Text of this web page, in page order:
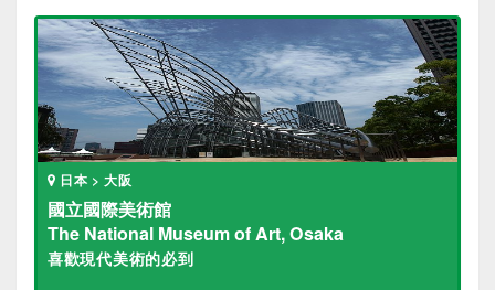
日本 > 大阪
國立國際美術館
The National Museum of Art, Osaka
喜歡現代美術的必到